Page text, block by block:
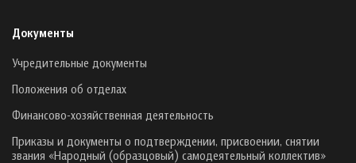
Документы
Учредительные документы
Положения об отделах
Финансово-хозяйственная деятельность
Приказы и документы о подтверждении, присвоении, снятии
звания «Народный (образцовый) самодеятельный коллектив»